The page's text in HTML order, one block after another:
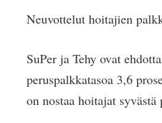
Neuvottelut hoitajien
SuPer ja Tehy ovat
peruspalkkatasoa 3,6
on nostaa hoitajat